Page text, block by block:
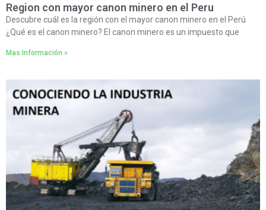
Region con mayor canon minero en el Peru
Descubre cuál es la región con el mayor canon minero en el Perú
¿Qué es el canon minero? El canon minero es un impuesto que
Mas Información »